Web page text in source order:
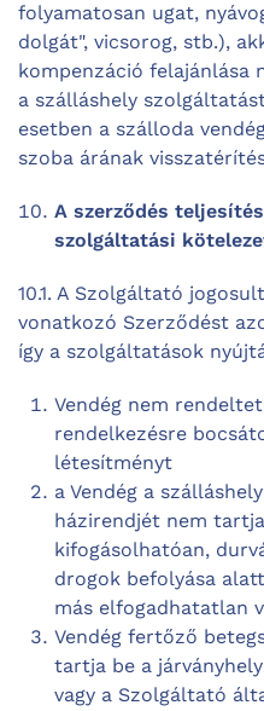
folyamatosan ugat,
dolgát", vicsorog, stb.),
kompenzáció felajánlása
a szálláshely
esetben a szálloda
szoba árának
A szerződés
szolgáltatási
10.1. A Szolgáltató
vonatkozó Szerződést
így a szolgáltatások
Vendég nem
rendelkezésre
létesítményt
a Vendég a
házirendjét nem
kifogásolhatóan,
drogok befolyása
más elfogadhatatlan
Vendég fertőző
tartja be a
vagy a Szolgáltató